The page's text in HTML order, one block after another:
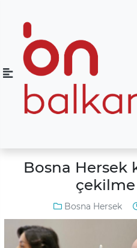
Bosna Hersek
Bosna Hersek